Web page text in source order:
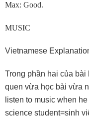
Max: Good.
MUSIC
Vietnamese
Trong phần hai của bài
quen vừa học bài vừa
listen to music when
science student=sinh